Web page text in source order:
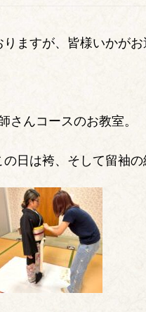
ますが、皆様いかが
さんコースのお教室。
日は袴、そして留袖の